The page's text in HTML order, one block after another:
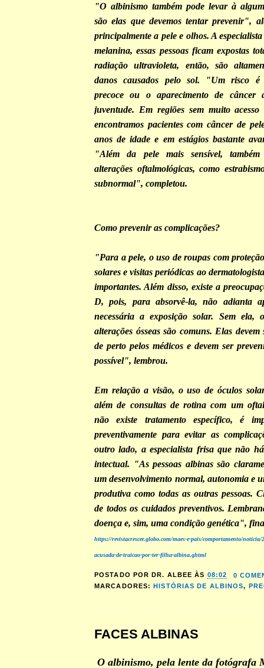
"O albinismo também pode levar à
são elas que devemos tentar prevenir",
principalmente a pele e olhos. A
melanina, essas pessoas ficam expostas
radiação ultravioleta, então, são
danos causados pelo sol. "Um risco é
precoce ou o aparecimento de câncer
juventude. Em regiões sem muito acesso
encontramos pacientes com câncer de
anos de idade e em estágios bastante
"Além da pele mais sensível,
alterações oftalmológicas, como
subnormal", completou.
Como prevenir as complicações?
"Para a pele, o uso de roupas com
solares e visitas periódicas ao
importantes. Além disso, existe a
D, pois, para absorvê-la, não adianta
necessária a exposição solar. Sem ela,
alterações ósseas são comuns. Elas
de perto pelos médicos e devem ser
possível", lembrou.
Em relação a visão, o uso de óculos
além de consultas de rotina com um
não existe tratamento específico, é
preventivamente para evitar as
outro lado, a especialista frisa que não
intectual. "As pessoas albinas são
um desenvolvimento normal, autonomia e
produtiva como todas as outras pessoas.
de todos os cuidados preventivos.
doença e, sim, uma condição genética",
https://revistacrescer.globo.com/maes-e-pais/comportamento/noticia/
acusada-de-traicao-por-ter-filha-albina.ghtml
POSTADO POR DR. ALBEE ÀS 08:02
0
MARCADORES:
HISTÓRIAS DE ALBINOS,
FACES ALBINAS
O albinismo, pela lente da fotógrafa